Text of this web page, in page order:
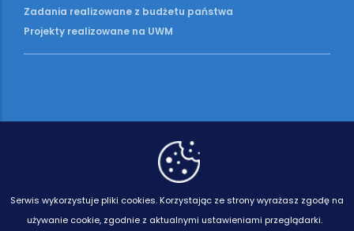
Zadania realizowane z budżetu państwa
Projekty realizowane na UWM
Serwis wykorzystuje pliki cookies. Korzystając ze strony wyrażasz zgodę na
używanie cookie, zgodnie z aktualnymi ustawieniami przeglądarki.